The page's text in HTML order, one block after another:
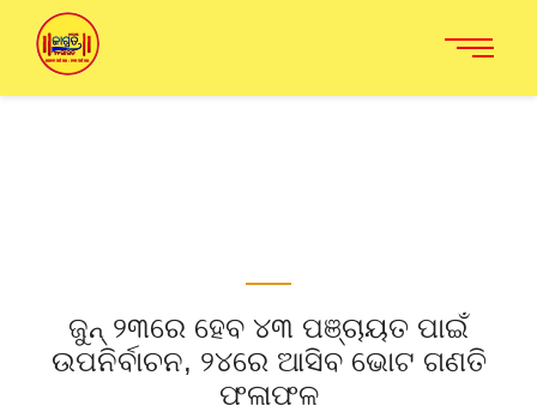
ଜୁନ୍ ୨୩ରେ ହେବ ୪୩ ପଞ୍ଚାୟତ ପାଇଁ
ଉପନିର୍ବାଚନ, ୨୪ରେ ଆସିବ ଭୋଟ ଗଣତି
ଫଳାଫଳ